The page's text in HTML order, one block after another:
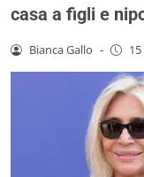
casa a figli e
Bianca Gallo -